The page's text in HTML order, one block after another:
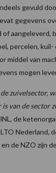
gevuld
gegevens
of aangeleverd,
percelen, kuil-
middel van
mogen
zuivelsector,
van de sector
de
Nederland,
de NZO zijn